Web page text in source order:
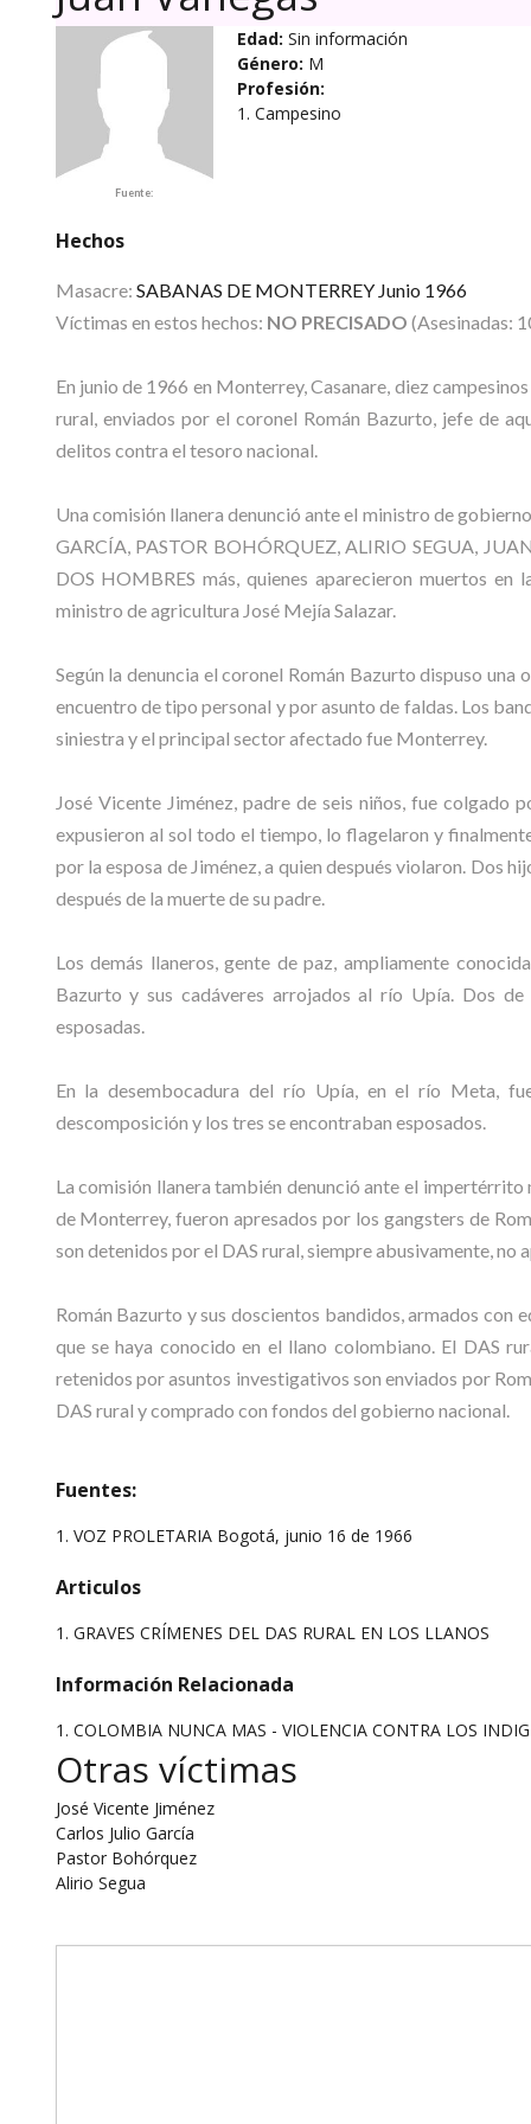
Fuente:
Edad: Sin información
Género: M
Profesión:
1. Campesino
Hechos
Masacre: SABANAS DE MONTERREY Junio 1966
Víctimas en estos hechos: NO PRECISADO (Asesinadas:
En junio de 1966 en Monterrey, Casanare, diez
rural, enviados por el coronel Román Bazurto, jefe de
delitos contra el tesoro nacional.
Una comisión llanera denunció ante el ministro de
GARCÍA, PASTOR BOHÓRQUEZ, ALIRIO SEGUA,
DOS HOMBRES más, quienes aparecieron muertos
ministro de agricultura José Mejía Salazar.
Según la denuncia el coronel Román Bazurto dispuso
encuentro de tipo personal y por asunto de faldas. Los
siniestra y el principal sector afectado fue Monterrey.
José Vicente Jiménez, padre de seis niños, fue colgado
expusieron al sol todo el tiempo, lo flagelaron y
por la esposa de Jiménez, a quien después violaron. Dos
después de la muerte de su padre.
Los demás llaneros, gente de paz, ampliamente
Bazurto y sus cadáveres arrojados al río Upía. Dos
esposadas.
En la desembocadura del río Upía, en el río Meta,
descomposición y los tres se encontraban esposados.
La comisión llanera también denunció ante el
de Monterrey, fueron apresados por los gangsters de
son detenidos por el DAS rural, siempre abusivamente, no
Román Bazurto y sus doscientos bandidos, armados con
que se haya conocido en el llano colombiano. El DAS
retenidos por asuntos investigativos son enviados por
DAS rural y comprado con fondos del gobierno nacional.
Fuentes:
1. VOZ PROLETARIA Bogotá, junio 16 de 1966
Articulos
1. GRAVES CRÍMENES DEL DAS RURAL EN LOS LLANOS
Información Relacionada
1. COLOMBIA NUNCA MAS - VIOLENCIA CONTRA LOS
Otras víctimas
José Vicente Jiménez
Carlos Julio García
Pastor Bohórquez
Alirio Segua